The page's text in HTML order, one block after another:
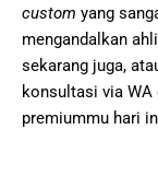
custom yang
mengandalkan
sekarang juga,
konsultasi via WA
premiummu hari